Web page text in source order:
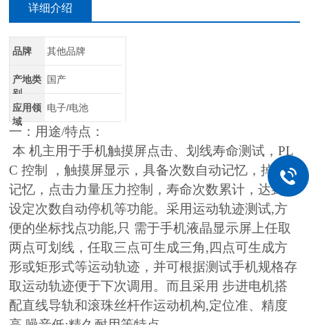
详细介绍
品牌 其他品牌
产地类
别
国产
应用领
域
电子/电池
一：用途/特点：
本 机主用于手机触摸屏点击、划线寿命测试，PL
C 控制 ，触摸屏显示，具备次数自动记忆，掉电
记忆，点击力量压力控制，寿命次数累计，达到所
设定次数自动停机等功能。采用运动轨迹测试,方
便的坐标找点功能,只 需于手机液晶显示屏上任取
两点可划线，任取三点可生成三角,四点可生成方
形或矩形式等运动轨迹，并可根据测试手机规格存
取运动轨迹便于下次调用。而且采用 步进电机搭
配直线导轨和滚珠丝杆作运动机构,定位准、精度